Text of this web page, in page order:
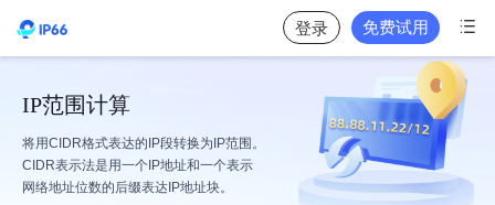
登录 免费试用 
IP范围计算
将用CIDR格式表达的IP段转换为IP范围。
CIDR表示法是用一个IP地址和一个表示
网络地址位数的后缀表达IP地址块。